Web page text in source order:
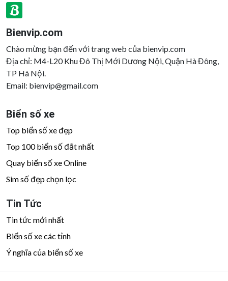
Bienvip.com
Chào mừng bạn đến với trang web của bienvip.com
Địa chỉ: M4-L20 Khu Đô Thị Mới Dương Nội, Quận Hà Đông,
TP Hà Nội.
Email: bienvip@gmail.com
Biển số xe
Top biển số xe đẹp
Top 100 biển số đắt nhất
Quay biển số xe Online
Sim số đẹp chọn lọc
Tin Tức
Tin tức mới nhất
Biển số xe các tỉnh
Ý nghĩa của biển số xe